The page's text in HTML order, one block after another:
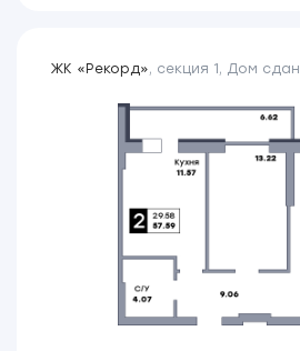
ЖК «Рекорд», секция 1, Дом сдан